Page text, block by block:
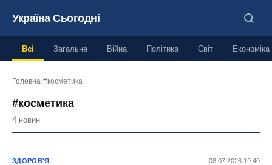
Україна Сьогодні
Всі Загальне Війна Політика Світ Економіка
Головна›#косметика
#косметика
4 новин
ЗДОРОВ'Я 08.07.2026 19:40